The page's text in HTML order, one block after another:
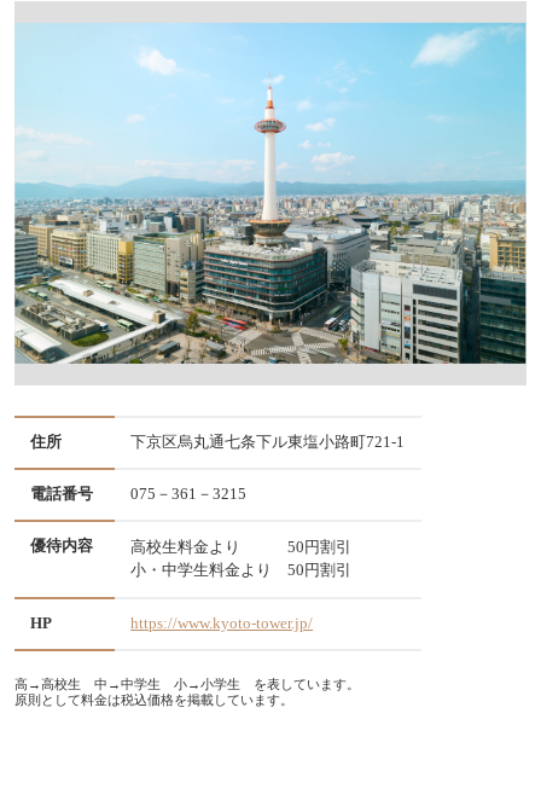
住所 下京区烏丸通七条下ル東塩小路町721-1
電話番号 075－361－3215
優待内容
高校生料金より 50円割引
小・中学生料金より 50円割引
HP https://www.kyoto-tower.jp/
高→高校生 中→中学生 小→小学生 を表しています。
原則として料金は税込価格を掲載しています。